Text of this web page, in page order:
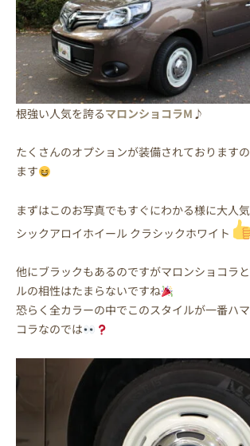
根強い人気を誇るマロンショコラM ♪
たくさんのオプションが装備されております
ます
まずはこのお写真でもすぐにわかる様に大人
シックアロイホイール クラシックホワイト
他にブラックもあるのですがマロンショコラ
ルの相性はたまらないですね
恐らく全カラーの中でこのスタイルが一番ハ
コラなのでは